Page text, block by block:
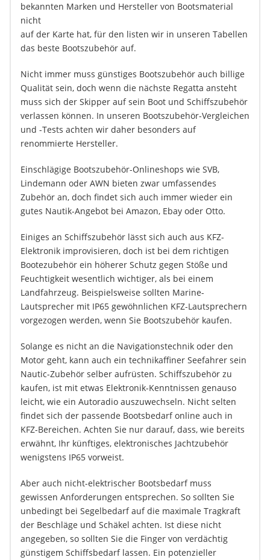
bekannten Marken und Hersteller von Bootsmaterial
nicht
auf der Karte hat, für den listen wir in unseren Tabellen
das beste Bootszubehör auf.
Nicht immer muss günstiges Bootszubehör auch billige
Qualität sein, doch wenn die nächste Regatta ansteht
muss sich der Skipper auf sein Boot und Schiffszubehör
verlassen können. In unseren Bootszubehör-Vergleichen
und -Tests achten wir daher besonders auf
renommierte Hersteller.
Einschlägige Bootszubehör-Onlineshops wie SVB,
Lindemann oder AWN bieten zwar umfassendes
Zubehör an, doch findet sich auch immer wieder ein
gutes Nautik-Angebot bei Amazon, Ebay oder Otto.
Einiges an Schiffszubehör lässt sich auch aus KFZ-
Elektronik improvisieren, doch ist bei dem richtigen
Bootezubehör ein höherer Schutz gegen Stöße und
Feuchtigkeit wesentlich wichtiger, als bei einem
Landfahrzeug. Beispielsweise sollten Marine-
Lautsprecher mit IP65 gewöhnlichen KFZ-Lautsprechern
vorgezogen werden, wenn Sie Bootszubehör kaufen.
Solange es nicht an die Navigationstechnik oder den
Motor geht, kann auch ein technikaffiner Seefahrer sein
Nautic-Zubehör selber aufrüsten. Schiffszubehör zu
kaufen, ist mit etwas Elektronik-Kenntnissen genauso
leicht, wie ein Autoradio auszuwechseln. Nicht selten
findet sich der passende Bootsbedarf online auch in
KFZ-Bereichen. Achten Sie nur darauf, dass, wie bereits
erwähnt, Ihr künftiges, elektronisches Jachtzubehör
wenigstens IP65 vorweist.
Aber auch nicht-elektrischer Bootsbedarf muss
gewissen Anforderungen entsprechen. So sollten Sie
unbedingt bei Segelbedarf auf die maximale Tragkraft
der Beschläge und Schäkel achten. Ist diese nicht
angegeben, so sollten Sie die Finger von verdächtig
günstigem Schiffsbedarf lassen. Ein potenzieller